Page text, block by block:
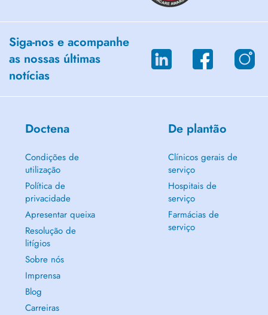
Siga-nos e acompanhe
as nossas últimas
notícias
Doctena
Condições de
utilização
Política de
privacidade
Apresentar queixa
Resolução de
litígios
Sobre nós
Imprensa
Blog
Carreiras
De plantão
Clínicos gerais de
serviço
Hospitais de
serviço
Farmácias de
serviço